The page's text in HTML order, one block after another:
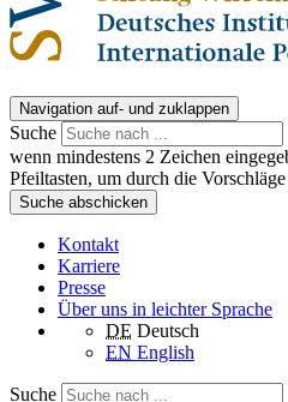
Navigation auf- und zuklappen
Suche
wenn mindestens 2 Zeichen
Pfeiltasten, um durch die
Suche abschicken
Kontakt
Karriere
Presse
Über uns in leichter Sprache
DE Deutsch
EN English
Suche